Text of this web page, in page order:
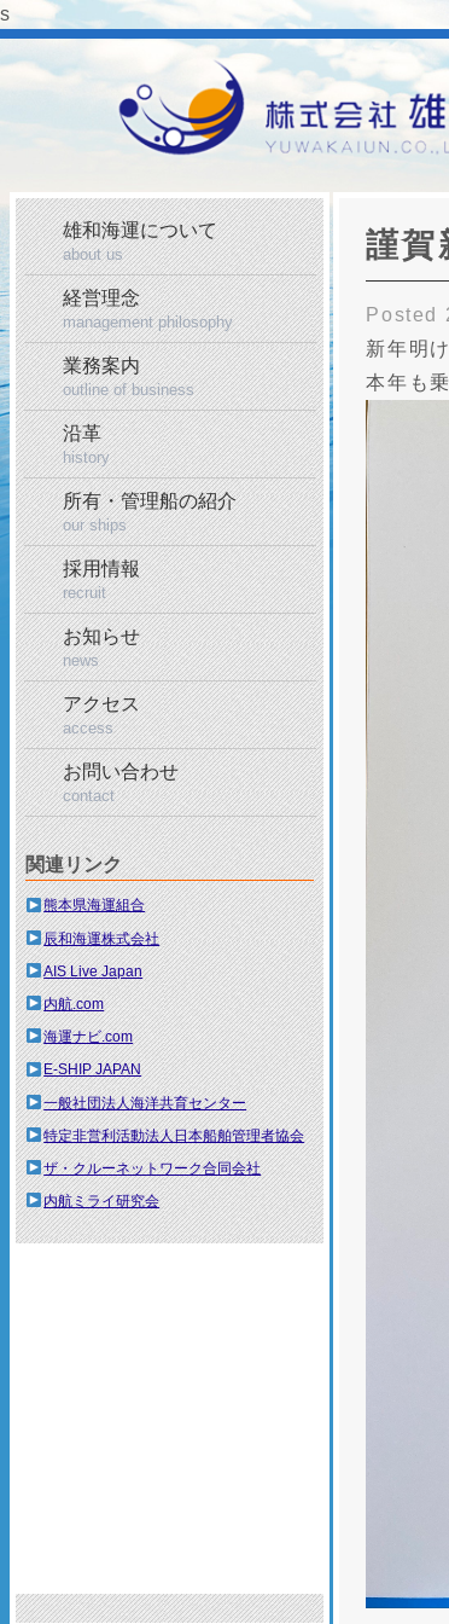
s
謹賀
Posted
新年明
本年も
雄和海運について
about us
経営理念
management philosophy
業務案内
outline of business
沿革
history
所有・管理船の紹介
our ships
採用情報
recruit
お知らせ
news
アクセス
access
お問い合わせ
contact
関連リンク
熊本県海運組合
辰和海運株式会社
AIS Live Japan
内航.com
海運ナビ.com
E-SHIP JAPAN
一般社団法人海洋共育センター
特定非営利活動法人日本船舶管理者協会
ザ・クルーネットワーク合同会社
内航ミライ研究会